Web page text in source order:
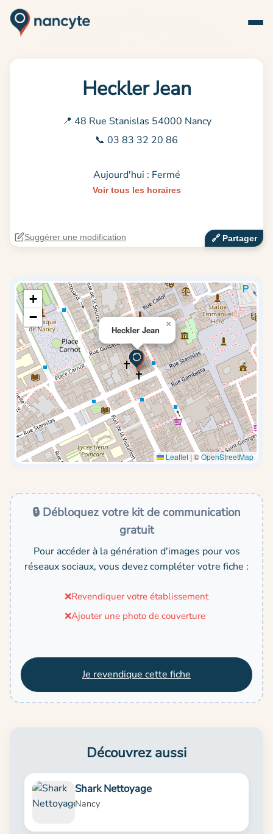
Heckler Jean
📍 48 Rue Stanislas 54000 Nancy
📞 03 83 32 20 86
Aujourd'hui : Fermé
Voir tous les horaires
🔗‍️ Partager
Suggérer une modification
Heckler Jean
×
+
−
Leaflet | ©OpenStreetMap
🔒 Débloquez votre kit de communication
gratuit
Pour accéder à la génération d'images pour vos
réseaux sociaux, vous devez compléter votre fiche :
❌Revendiquer votre établissement
❌Ajouter une photo de couverture
Je revendique cette fiche
Découvrez aussi
Shark Nettoyage
Nancy